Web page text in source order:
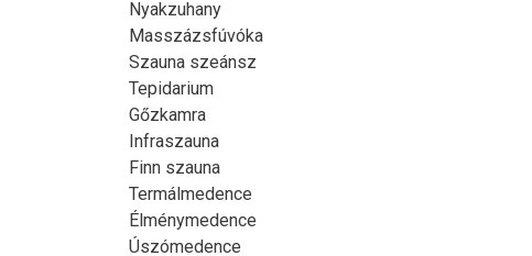
Nyakzuhany
Masszázsfúvóka
Szauna szeánsz
Tepidarium
Gőzkamra
Infraszauna
Finn szauna
Termálmedence
Élménymedence
Úszómedence